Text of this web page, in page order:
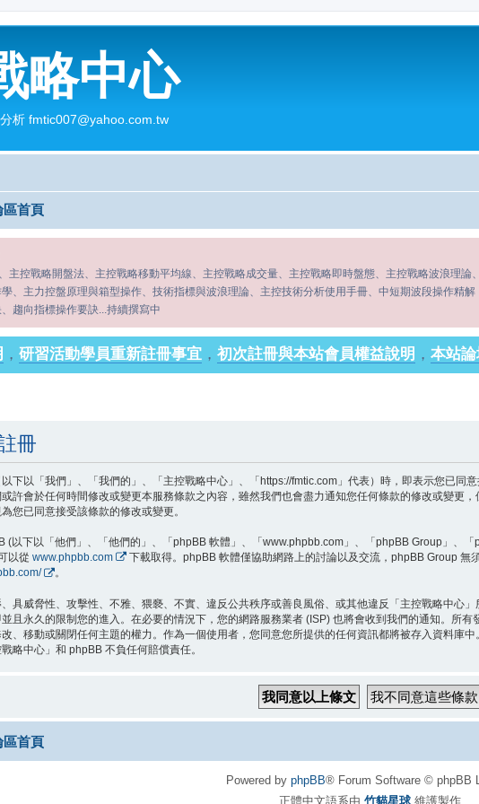
略中心
fmtic007@yahoo.com.tw
區首頁
主控戰略開盤法、主控戰略移動平均線、主控戰略成交量、主控戰略即時盤態、主控戰略波浪理論
、主力控盤原理與箱型操作、技術指標與波浪理論、主控技術分析使用手冊、中短期波段操作精解
、趨向指標操作要訣...持續撰寫中
， 研習活動學員重新註冊事宜 ， 初次註冊與本站會員權益說明 ， 本站
冊
下以「我們」、「我們的」、「主控戰略中心」、「https://fmtic.com」代表）時，即表示您已同
許會於任何時間修改或變更本服務條款之內容，雖然我們也會盡力通知您任何條款的修改或變更
您已同意接受該條款的修改或變更。
(以下以「他們」、「他們的」、「phpBB 軟體」、「www.phpbb.com」、「phpBB Group」、
以從 www.phpbb.com
下載取得。phpBB 軟體僅協助網路上的討論以及交流，phpBB Group
。
具威脅性、攻擊性、不雅、猥褻、不實、違反公共秩序或善良風俗、或其他違反「主控戰略中心
且永久的限制您的進入。在必要的情況下，您的網路服務業者 (ISP) 也將會收到我們的通知。所
、移動或關閉任何主題的權力。作為一個使用者，您同意您所提供的任何資訊都將被存入資料庫
略中心」和 phpBB 不負任何賠償責任。
區首頁
Powered by phpBB® Forum Software © phpBB
正體中文語系由 竹貓星球維護製作